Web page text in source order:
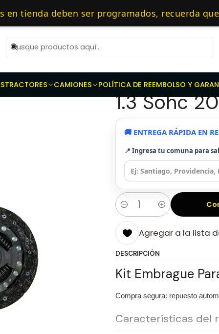
ser programados, recuerda que
TRACTORES CAMIONES POLÍTICA DE REEMBOLSO Y
10 AM de Lunes a Viernes y entregaremos al transporte en un
Repuestos de transmisión Kit de Embragues Kit
en embragues — 🔧 Repuestos
Kit
1.3 Sohc
🚚 ENTREGA RÁPIDA EN
📍 Ingresa tu comuna para
Cantidad
Agregar a la lista
DESCRIPCIÓN
Kit Embrague
Compra segura: repuesto
Características del